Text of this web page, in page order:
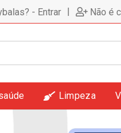
- Entrar | Não é
Limpeza